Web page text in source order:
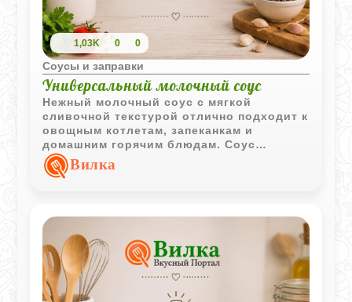
1,03K 0 0
Соусы и заправки
Универсальный молочный соус
Нежный молочный соус с мягкой
сливочной текстурой отлично подходит к
овощным котлетам, запеканкам и
домашним горячим блюдам. Соус
получается лёгким, однородным и
универсальным.
Вилка